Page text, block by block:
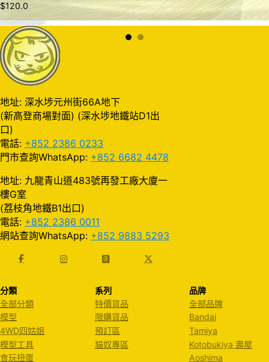
入購物車
$120.0
地址: 深水埗元州街66A地下
(新高登商場對面) (深水埗地鐵站D1出
口)
電話: +852 2386 0233
門市查詢WhatsApp: +852 6682 4478
地址: 九龍青山道483號再發工廠大廈一
樓G室
(荔枝角地鐵B1出口)
電話: +852 2386 0011
網站查詢WhatsApp: +852 9883 5293
分類
全部分類
模型
4WD四姑姐
模型工具
食玩扭蛋
系列
特價貨品
限購貨品
預訂區
貓奴專區
品牌
全部品牌
Bandai
Tamiya
Kotobukiya 壽屋
Aoshima